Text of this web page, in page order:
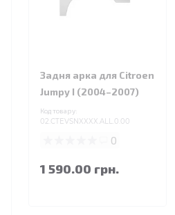
Задня арка для Citroen
Jumpy I (2004–2007)
Код товару:
02.CTEVSNXXXX.ALL.0.00
0
1 590.00 грн.